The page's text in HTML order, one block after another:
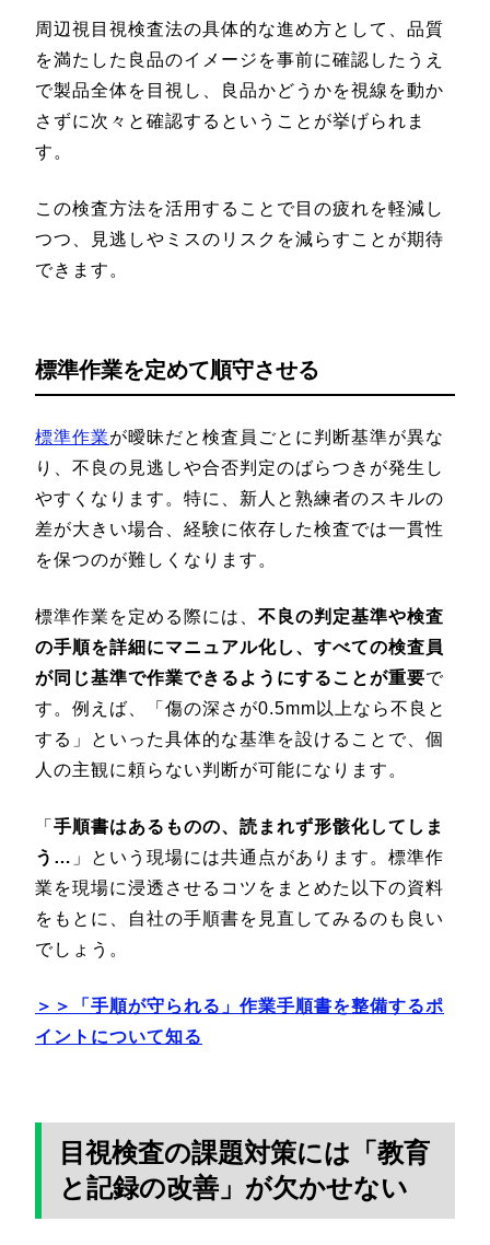
周辺視目視検査法の具体的な進め方として、品質
を満たした良品のイメージを事前に確認したうえ
で製品全体を目視し、良品かどうかを視線を動か
さずに次々と確認するということが挙げられま
す。
この検査方法を活用することで目の疲れを軽減し
つつ、見逃しやミスのリスクを減らすことが期待
できます。
標準作業を定めて順守させる
標準作業が曖昧だと検査員ごとに判断基準が異な
り、不良の見逃しや合否判定のばらつきが発生し
やすくなります。特に、新人と熟練者のスキルの
差が大きい場合、経験に依存した検査では一貫性
を保つのが難しくなります。
標準作業を定める際には、 不良の判定基準や検査
の手順を詳細にマニュアル化し、すべての検査員
が同じ基準で作業できるようにすることが重要で
す。例えば、「傷の深さが0.5mm以上なら不良と
する」といった具体的な基準を設けることで、個
人の主観に頼らない判断が可能になります。
「 手順書はあるものの、読まれず形骸化してしま
う… 」という現場には共通点があります。標準作
業を現場に浸透させるコツをまとめた以下の資料
をもとに、自社の手順書を見直してみるのも良い
でしょう。
＞＞「手順が守られる」作業手順書を整備するポ
イントについて知る
目視検査の課題対策には「教育
と記録の改善」が欠かせない